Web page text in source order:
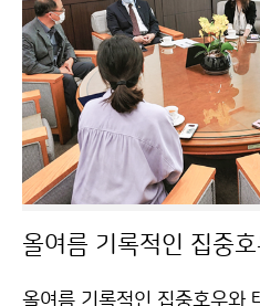
올여름 기록적인 집중호우와